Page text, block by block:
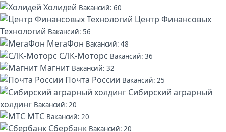
Холидей Вакансий: 60
Центр Финансовых
Технологий Вакансий: 56
МегаФон Вакансий: 48
СЛК-Моторс Вакансий: 36
Магнит Вакансий: 32
Почта России Вакансий: 25
Сибирский аграрный
холдинг Вакансий: 20
МТС Вакансий: 20
Сбербанк Вакансий: 20